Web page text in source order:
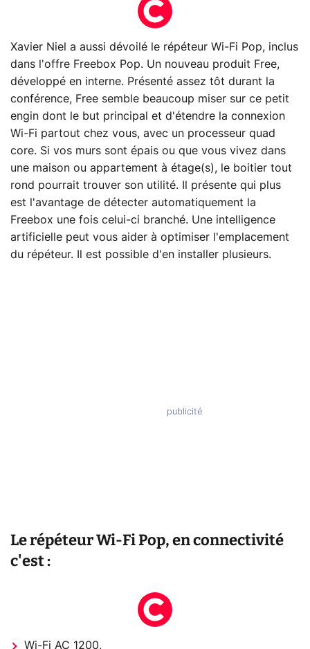
Xavier Niel a aussi dévoilé le répéteur Wi-Fi Pop, inclus
dans l'offre Freebox Pop. Un nouveau produit Free,
développé en interne. Présenté assez tôt durant la
conférence, Free semble beaucoup miser sur ce petit
engin dont le but principal et d'étendre la connexion
Wi-Fi partout chez vous, avec un processeur quad
core. Si vos murs sont épais ou que vous vivez dans
une maison ou appartement à étage(s), le boitier tout
rond pourrait trouver son utilité. Il présente qui plus
est l'avantage de détecter automatiquement la
Freebox une fois celui-ci branché. Une intelligence
artificielle peut vous aider à optimiser l'emplacement
du répéteur. Il est possible d'en installer plusieurs.
Le répéteur Wi-Fi Pop, en connectivité
c'est :
Wi-Fi AC 1200,